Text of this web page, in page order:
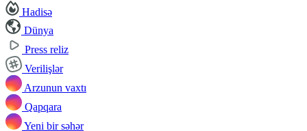
Hadisə
Dünya
Press reliz
Verilişlər
Arzunun vaxtı
Qapqara
Yeni bir səhər